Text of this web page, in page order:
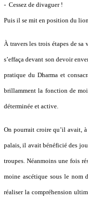
- Cessez de divaguer !
Puis il se mit en position du lion
À travers les trois étapes de
s’effaça devant son devoir
pratique du Dharma et
brillamment la fonction de
déterminée et active.
On pourrait croire qu’il avait,
palais, il avait bénéficié des
troupes. Néanmoins une fois
moine ascétique sous le nom
réaliser la compréhension